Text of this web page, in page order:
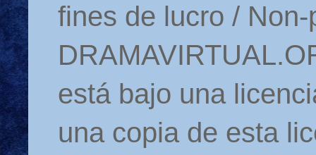
fines de lucro /
está bajo una
una copia de esta